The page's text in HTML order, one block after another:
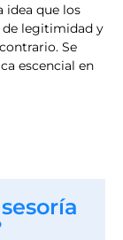
idea que los
de legitimidad y
Se
escencial en